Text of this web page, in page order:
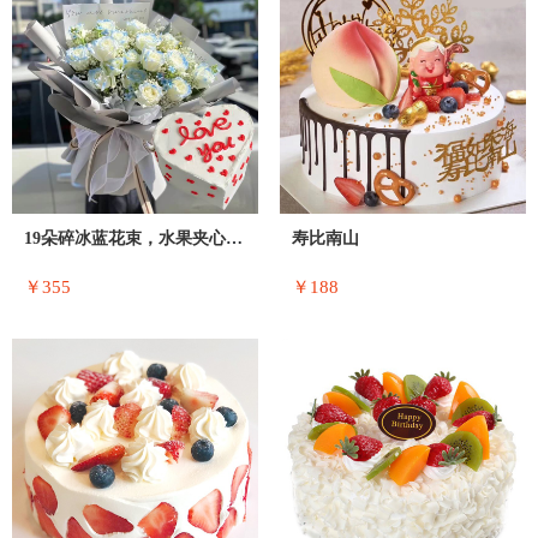
19朵碎冰蓝花束，水果夹心蛋糕
￥355
寿比南山
￥188